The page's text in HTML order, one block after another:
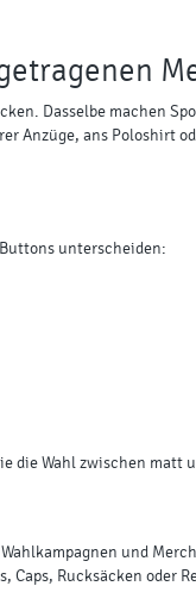
Dasselbe machen
Anzüge, ans Poloshirt
unterscheiden:
die Wahl zwischen matt
und
Caps, Rucksäcken oder